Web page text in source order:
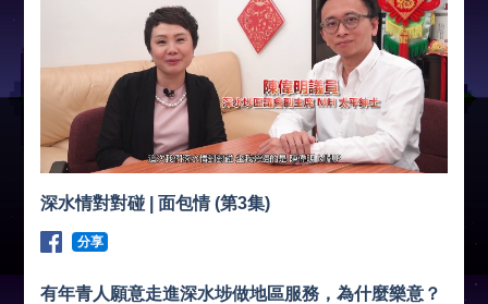
深水情對對碰 | 面包情 (第3集)
分享
有年青人願意走進深水埗做地區服務，為什麼樂意？